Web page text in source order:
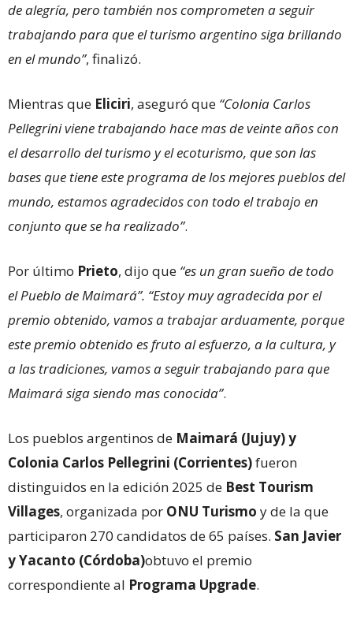
de alegría, pero también nos comprometen a seguir
trabajando para que el turismo argentino siga brillando
en el mundo”, finalizó.
Mientras que Eliciri, aseguró que “Colonia Carlos
Pellegrini viene trabajando hace mas de veinte años con
el desarrollo del turismo y el ecoturismo, que son las
bases que tiene este programa de los mejores pueblos del
mundo, estamos agradecidos con todo el trabajo en
conjunto que se ha realizado”.
Por último Prieto, dijo que “es un gran sueño de todo
el Pueblo de Maimará”. “Estoy muy agradecida por el
premio obtenido, vamos a trabajar arduamente, porque
este premio obtenido es fruto al esfuerzo, a la cultura, y
a las tradiciones, vamos a seguir trabajando para que
Maimará siga siendo mas conocida”.
Los pueblos argentinos de Maimará (Jujuy) y
Colonia Carlos Pellegrini (Corrientes)fueron
distinguidos en la edición 2025 de Best Tourism
Villages, organizada por ONU Turismo y de la que
participaron 270 candidatos de 65 países. San Javier
y Yacanto (Córdoba)obtuvo el premio
correspondiente al Programa Upgrade.